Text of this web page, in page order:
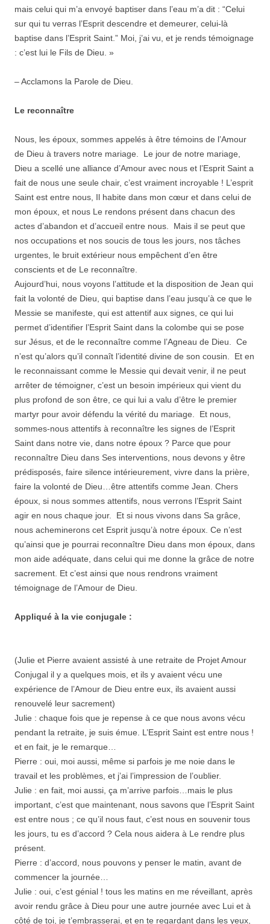
mais celui qui m’a envoyé baptiser dans l’eau m’a dit : “Celui
sur qui tu verras l’Esprit descendre et demeurer, celui-là
baptise dans l’Esprit Saint.” Moi, j’ai vu, et je rends témoignage
: c’est lui le Fils de Dieu. »
– Acclamons la Parole de Dieu.
Le reconnaître
Nous, les époux, sommes appelés à être témoins de l’Amour
de Dieu à travers notre mariage. Le jour de notre mariage,
Dieu a scellé une alliance d’Amour avec nous et l’Esprit Saint a
fait de nous une seule chair, c’est vraiment incroyable ! L’esprit
Saint est entre nous, Il habite dans mon cœur et dans celui de
mon époux, et nous Le rendons présent dans chacun des
actes d’abandon et d’accueil entre nous. Mais il se peut que
nos occupations et nos soucis de tous les jours, nos tâches
urgentes, le bruit extérieur nous empêchent d’en être
conscients et de Le reconnaître.
Aujourd’hui, nous voyons l’attitude et la disposition de Jean qui
fait la volonté de Dieu, qui baptise dans l’eau jusqu’à ce que le
Messie se manifeste, qui est attentif aux signes, ce qui lui
permet d’identifier l’Esprit Saint dans la colombe qui se pose
sur Jésus, et de le reconnaître comme l’Agneau de Dieu. Ce
n’est qu’alors qu’il connaît l’identité divine de son cousin. Et en
le reconnaissant comme le Messie qui devait venir, il ne peut
arrêter de témoigner, c’est un besoin impérieux qui vient du
plus profond de son être, ce qui lui a valu d’être le premier
martyr pour avoir défendu la vérité du mariage. Et nous,
sommes-nous attentifs à reconnaître les signes de l’Esprit
Saint dans notre vie, dans notre époux ? Parce que pour
reconnaître Dieu dans Ses interventions, nous devons y être
prédisposés, faire silence intérieurement, vivre dans la prière,
faire la volonté de Dieu…être attentifs comme Jean. Chers
époux, si nous sommes attentifs, nous verrons l’Esprit Saint
agir en nous chaque jour. Et si nous vivons dans Sa grâce,
nous acheminerons cet Esprit jusqu’à notre époux. Ce n’est
qu’ainsi que je pourrai reconnaître Dieu dans mon époux, dans
mon aide adéquate, dans celui qui me donne la grâce de notre
sacrement. Et c’est ainsi que nous rendrons vraiment
témoignage de l’Amour de Dieu.
Appliqué à la vie conjugale :
(Julie et Pierre avaient assisté à une retraite de Projet Amour
Conjugal il y a quelques mois, et ils y avaient vécu une
expérience de l’Amour de Dieu entre eux, ils avaient aussi
renouvelé leur sacrement)
Julie : chaque fois que je repense à ce que nous avons vécu
pendant la retraite, je suis émue. L’Esprit Saint est entre nous !
et en fait, je le remarque…
Pierre : oui, moi aussi, même si parfois je me noie dans le
travail et les problèmes, et j’ai l’impression de l’oublier.
Julie : en fait, moi aussi, ça m’arrive parfois…mais le plus
important, c’est que maintenant, nous savons que l’Esprit Saint
est entre nous ; ce qu’il nous faut, c’est nous en souvenir tous
les jours, tu es d’accord ? Cela nous aidera à Le rendre plus
présent.
Pierre : d’accord, nous pouvons y penser le matin, avant de
commencer la journée…
Julie : oui, c’est génial ! tous les matins en me réveillant, après
avoir rendu grâce à Dieu pour une autre journée avec Lui et à
côté de toi, je t’embrasserai, et en te regardant dans les yeux,